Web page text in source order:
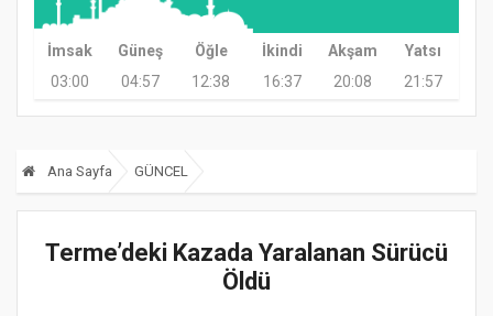
İmsak Güneş Öğle İkindi Akşam
Yatsı
03:00
04:57 12:38 16:37 20:08 21:57
Ana Sayfa GÜNCEL
Terme’deki Kazada Yaralanan Sürücü
Öldü